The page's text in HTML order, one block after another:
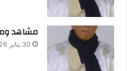
مشاهد
30 يناير 2026